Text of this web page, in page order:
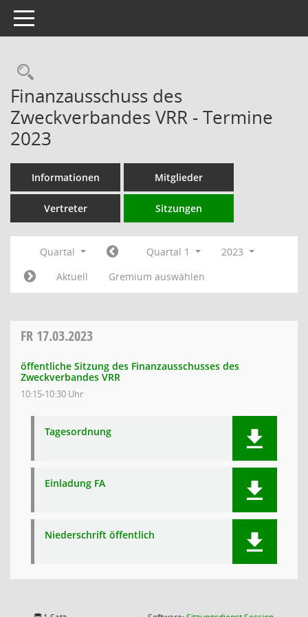
Toggle navigation
Rechercheauswahl
Finanzausschuss des
Zweckverbandes VRR - Termine
2023
Informationen Mitglieder
Vertreter Sitzungen
Quartal Quartal 1
2023
Aktuell
Gremium auswählen
FR 17.03.2023
öffentliche Sitzung des Finanzausschusses des
Zweckverbandes VRR
10:15-10:30 Uhr
Tagesordnung
Einladung FA
Niederschrift öffentlich